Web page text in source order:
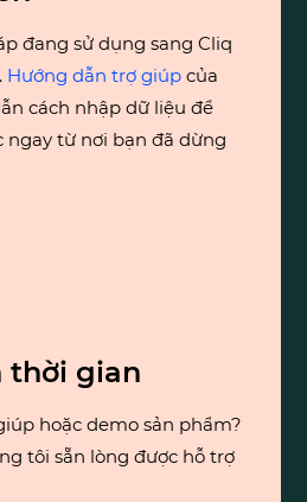
đang sử dụng sang Cliq
Hướng dẫn trợ giúp của
cách nhập dữ liệu để
ngay từ nơi bạn đã dừng
thời gian
hoặc demo sản phẩm?
tôi sẵn lòng được hỗ trợ